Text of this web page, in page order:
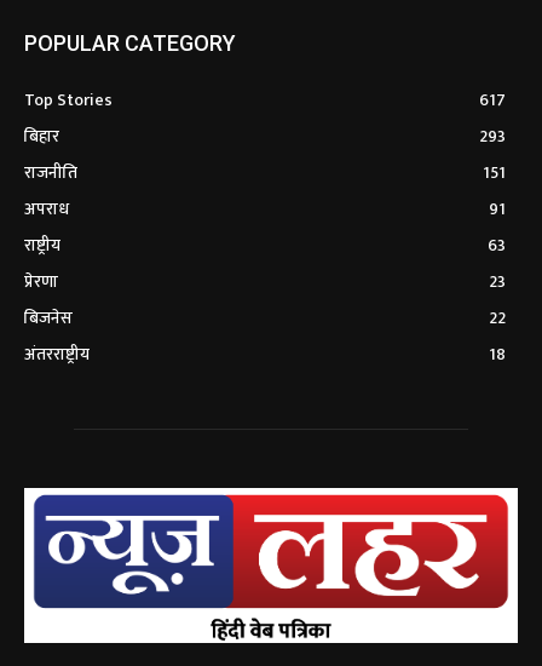
POPULAR CATEGORY
Top Stories
617
बिहार
293
राजनीति
151
अपराध
91
राष्ट्रीय
63
प्रेरणा
23
बिजनेस
22
अंतरराष्ट्रीय
18